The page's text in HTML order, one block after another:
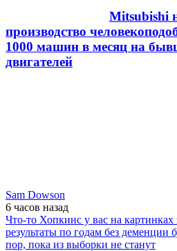
Mitsubishi
производство
1000 машин в месяц на
двигателей
Sam Dowson
6 часов назад
Что-то Хопкинс у вас на картинках
результаты по годам без деменции
пор, пока из выборки не станут